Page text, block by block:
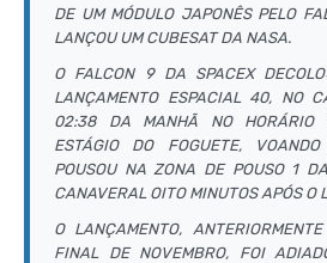
DE UM MÓDULO JAPONÊS PELO
LANÇOU UMCUBESATDA NASA.
O FALCON 9 DA SPACEX
LANÇAMENTO ESPACIAL 40, NO
02:38 DA MANHÃ NO HORÁRIO
ESTÁGIO DO FOGUETE,
POUSOU NA ZONA DE POUSO 1
CANAVERAL OITO MINUTOS APÓS O
O LANÇAMENTO,
FINAL DE NOVEMBRO, FOI